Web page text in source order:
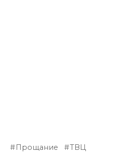
Прощание ТВЦ